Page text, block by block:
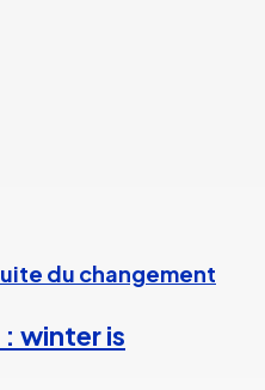
du changement
winter is